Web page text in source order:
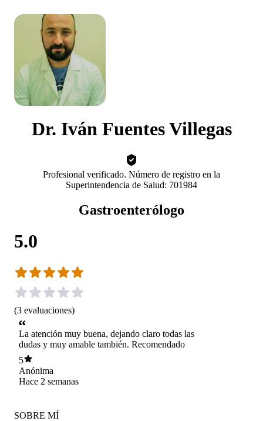
Dr. Iván Fuentes Villegas
Profesional verificado. Número de registro en la
Superintendencia de Salud: 701984
Gastroenterólogo
5.0
(3 evaluaciones)
La atención muy buena, dejando claro todas las
dudas y muy amable también. Recomendado
5
Anónima
Hace 2 semanas
SOBRE MÍ